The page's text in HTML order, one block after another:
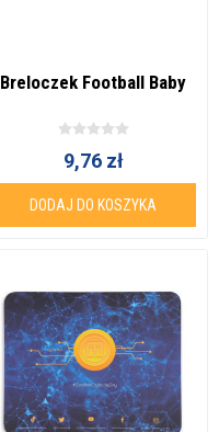
Breloczek Football Baby
9,76 zł
DODAJ DO KOSZYKA